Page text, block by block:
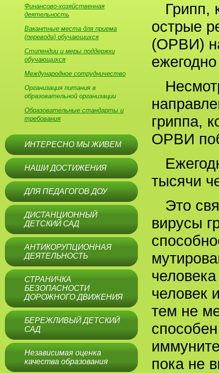
Финансово-хозяйственная
деятельность
Вакантные места для приема
(перевода) обучающихся
Стипендии и меры поддержки
обучающихся
Международное сотрудничество
Организация питания в
образовательной организации
Образовательные стандарты и
требования
ИНТЕРЕСНО МЫ ЖИВЕМ
НАШИ ДОСТИЖЕНИЯ
ДЛЯ ПЕДАГОГОВ ДОУ
ДИСТАНЦИОННЫЙ
ДЕТСКИЙ САД
АНТИКОРУПЦИОННАЯ
ДЕЯТЕЛЬНОСТЬ
СТРАНИЧКА
БЕЗОПАСНОСТИ
ДОРОЖНОГО ДВИЖЕНИЯ
БЕРЕЖЛИВЫЙ ДЕТСКИЙ
САД
Независимая оценка
качества образования
Грипп,
острые
(ОРВИ)
гриппа,
ОРВИ
тысячи
Это
вирусы
человек
тем не
пока не